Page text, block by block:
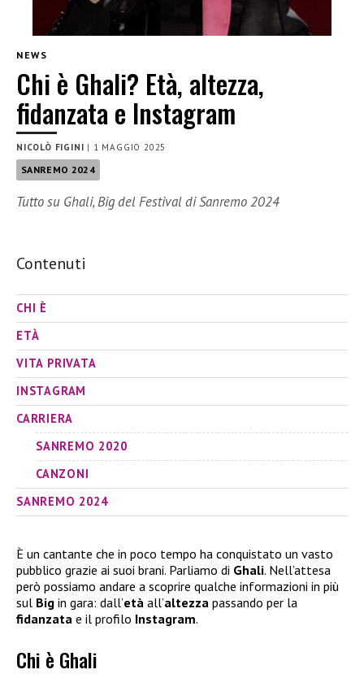
NEWS
Chi è Ghali? Età, altezza,
fidanzata e Instagram
NICOLÒ FIGINI | 1 MAGGIO 2025
SANREMO 2024
Tutto su Ghali, Big del Festival di Sanremo 2024
Contenuti
CHI È
ETÀ
VITA PRIVATA
INSTAGRAM
CARRIERA
SANREMO 2020
CANZONI
SANREMO 2024
È un cantante che in poco tempo ha conquistato un vasto
pubblico grazie ai suoi brani. Parliamo di Ghali. Nell’attesa
però possiamo andare a scoprire qualche informazioni in più
sul Big in gara: dall’età all’altezza passando per la
fidanzata e il profilo Instagram.
Chi è Ghali